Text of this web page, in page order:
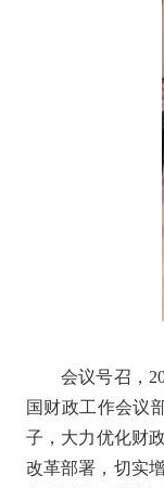
会议号召，
国财政工作会议
子，大力优化财
改革部署，切实